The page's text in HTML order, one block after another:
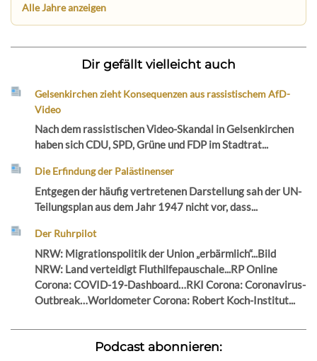
Alle Jahre anzeigen
Dir gefällt vielleicht auch
Gelsenkirchen zieht Konsequenzen aus rassistischem AfD-
Video
Nach dem rassistischen Video-Skandal in Gelsenkirchen
haben sich CDU, SPD, Grüne und FDP im Stadtrat...
Die Erfindung der Palästinenser
Entgegen der häufig vertretenen Darstellung sah der UN-
Teilungsplan aus dem Jahr 1947 nicht vor, dass...
Der Ruhrpilot
NRW: Migrationspolitik der Union „erbärmlich“...Bild
NRW: Land verteidigt Fluthilfepauschale...RP Online
Corona: COVID-19-Dashboard…RKI Corona: Coronavirus-
Outbreak…Worldometer Corona: Robert Koch-Institut...
Podcast abonnieren: